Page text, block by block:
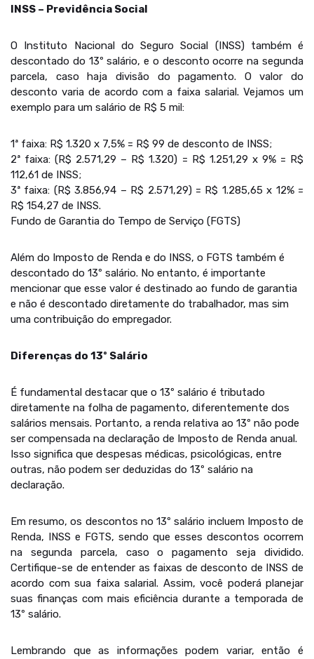
INSS – Previdência Social
O Instituto Nacional do Seguro Social (INSS) também é
descontado do 13º salário, e o desconto ocorre na segunda
parcela, caso haja divisão do pagamento. O valor do
desconto varia de acordo com a faixa salarial. Vejamos um
exemplo para um salário de R$ 5 mil:
1ª faixa: R$ 1.320 x 7,5% = R$ 99 de desconto de INSS;
2ª faixa: (R$ 2.571,29 – R$ 1.320) = R$ 1.251,29 x 9% = R$
112,61 de INSS;
3ª faixa: (R$ 3.856,94 – R$ 2.571,29) = R$ 1.285,65 x 12% =
R$ 154,27 de INSS.
Fundo de Garantia do Tempo de Serviço (FGTS)
Além do Imposto de Renda e do INSS, o FGTS também é
descontado do 13º salário. No entanto, é importante
mencionar que esse valor é destinado ao fundo de garantia
e não é descontado diretamente do trabalhador, mas sim
uma contribuição do empregador.
Diferenças do 13º Salário
É fundamental destacar que o 13º salário é tributado
diretamente na folha de pagamento, diferentemente dos
salários mensais. Portanto, a renda relativa ao 13º não pode
ser compensada na declaração de Imposto de Renda anual.
Isso significa que despesas médicas, psicológicas, entre
outras, não podem ser deduzidas do 13º salário na
declaração.
Em resumo, os descontos no 13º salário incluem Imposto de
Renda, INSS e FGTS, sendo que esses descontos ocorrem
na segunda parcela, caso o pagamento seja dividido.
Certifique-se de entender as faixas de desconto de INSS de
acordo com sua faixa salarial. Assim, você poderá planejar
suas finanças com mais eficiência durante a temporada de
13º salário.
Lembrando que as informações podem variar, então é